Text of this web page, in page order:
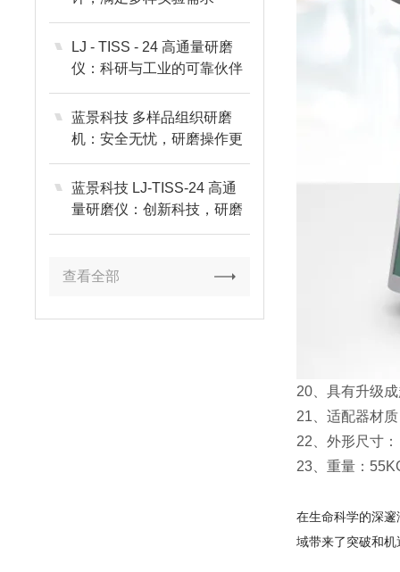
LJ - TISS - 24 高通量研磨
仪：科研与工业的可靠伙伴
蓝景科技 多样品组织研磨
机：安全无忧，研磨操作更
放心
蓝景科技 LJ-TISS-24 高通
量研磨仪：创新科技，研磨
未来
查看全部
20、具有升级
21、适配器材
22、外形尺寸
23、重量：
在生命科学的深
域带来了突破和机